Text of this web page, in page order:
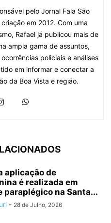
pelo Jornal Fala São
em 2012. Com uma
Rafael já publicou mais de
ampla gama de assuntos,
policiais e análises
em informar e conectar a
da Boa Vista e região.
aplicação de
é realizada em
paraplégico na Santa...
- 28 de Julho, 2026